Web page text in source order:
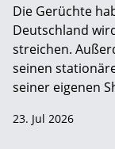
Die Gerüchte
Deutschland
streichen.
seinen
seiner eigenen
23. Jul 2026